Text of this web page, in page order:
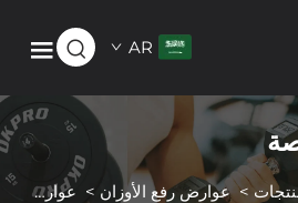
AR
>عوارض رفع الأوزان > عوارض رفع أوزان متخصصة